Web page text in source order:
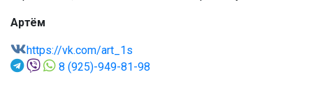
Артём
https://vk.com/art_1s
8 (925)-949-81-98